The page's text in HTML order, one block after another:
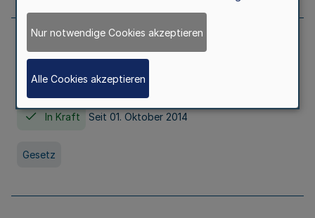
Gesetz über die Hochschulen des Landes
Nordrhein-Westfalen (Hochschulgesetz -
HG)
In Kraft Seit 01. Oktober 2014
Gesetz
Nur notwendige Cookies akzeptieren
Alle Cookies akzeptieren